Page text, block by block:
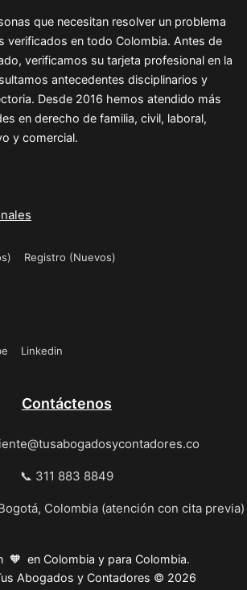
que necesitan resolver un problema
verificados en todo Colombia. Antes de
verificamos su tarjeta profesional en la
antecedentes disciplinarios y
Desde 2016 hemos atendido más
en derecho de familia, civil, laboral,
y comercial.
Registro (Nuevos)
Linkedin
Contáctenos
📞 311 883 8849
Colombia (atención con cita previa)
🧡 en Colombia y para Colombia.
Abogados y Contadores © 2026